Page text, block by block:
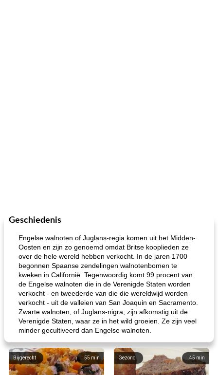
Geschiedenis
Engelse walnoten of Juglans-regia komen uit het Midden-
Oosten en zijn zo genoemd omdat Britse kooplieden ze
over de hele wereld hebben verkocht. In de jaren 1700
begonnen Spaanse zendelingen walnotenbomen te
kweken in Californië. Tegenwoordig komt 99 procent van
de Engelse walnoten die in de Verenigde Staten worden
verkocht - en tweederde van die die wereldwijd worden
verkocht - uit de valleien van San Joaquin en Sacramento.
Zwarte walnoten, of Juglans-nigra, zijn afkomstig uit de
Verenigde Staten, waar ze in het wild groeien. Ze zijn veel
minder gecultiveerd dan Engelse walnoten.
55 min
Bijgerecht 45min
Gezond